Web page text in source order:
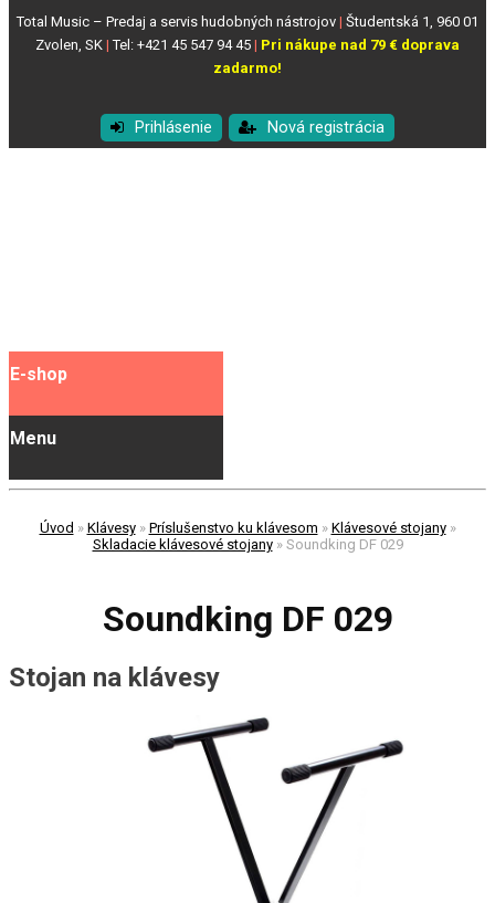
Total Music – Predaj a servis hudobných nástrojov | Študentská 1, 960 01
Zvolen, SK | Tel: +421 45 547 94 45 | Pri nákupe nad 79 € doprava
zadarmo!
Prihlásenie Nová registrácia
E-shop
Menu
Úvod » Klávesy » Príslušenstvo ku klávesom » Klávesové stojany »
Skladacie klávesové stojany » Soundking DF 029
Soundking DF 029
Stojan na klávesy